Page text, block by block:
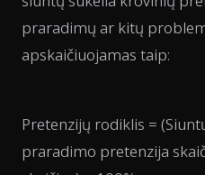
praradimų ar kitų
apskaičiuojamas taip:
Pretenzijų rodiklis =
praradimo pretenzija